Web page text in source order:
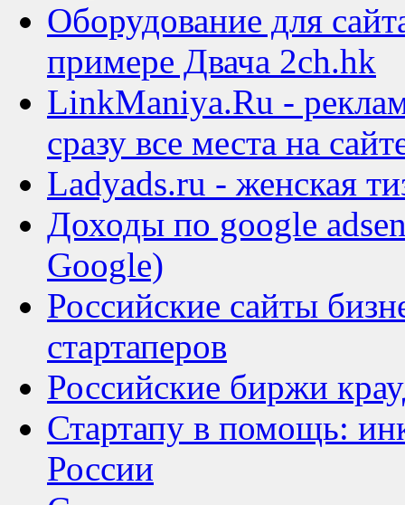
Оборудование для
примере Двача 2ch.hk
LinkManiya.Ru -
сразу все места на
Ladyads.ru - женская
Доходы по google
Google)
Российские сайты
стартаперов
Российские биржи
Стартапу в помощь:
России